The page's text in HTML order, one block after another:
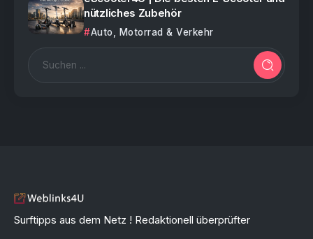
nützliches Zubehör
Auto, Motorrad & Verkehr
Surftipps aus dem Netz ! Redaktionell überprüfter